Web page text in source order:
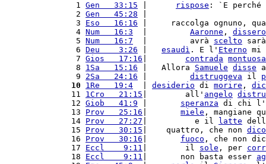
1 Gen   33:15 rispose : `E perché
2 Gen   45:28
3 Eso   16:16 |     raccolga ognuno,
4 Num   16:3 Aaronne , dissero
5 Num   16:7
  |         avrà
scelto
6 Deu    3:26 esaudì . E l' Eterno mi
7 Gios   17:16 contrada montuosa
8 1Sa   15:16 |   Allora Samuele disse
9 2Sa   24:16 distruggeva il
10
1Re   19:4 desiderio di morire ,
11 1Cro   21:15 |        all' angelo
12 Giob   41:9 speranza di chi l'
13 Prov   25:16 miele , mangiane
14 Prov   27:27 |          e il latte
15 Prov   30:15 |    quattro, che non
16 Prov   30:16 fuoco , che non
17 Eccl    9:11 |        il sole , per
18 Eccl    9:11 |       non basta esser